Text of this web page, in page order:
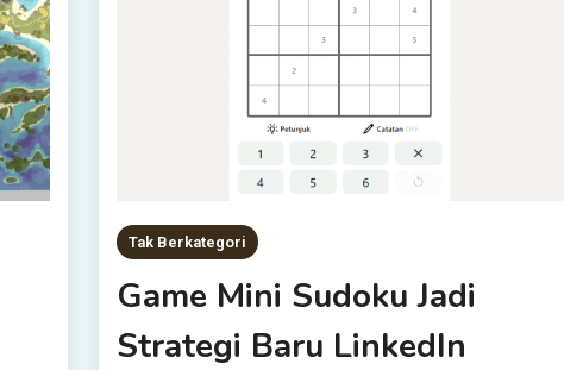
Tak Berkategori
Game Mini Sudoku Jadi
Strategi Baru LinkedIn